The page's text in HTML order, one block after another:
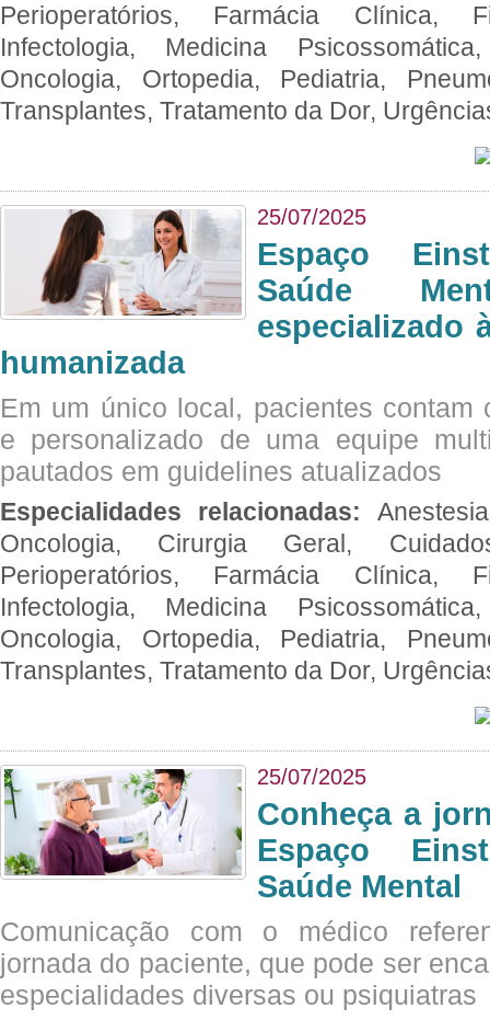
Perioperatórios, Farmácia Clínica,
Infectologia, Medicina
Oncologia, Ortopedia, Pediatria,
Transplantes, Tratamento da Dor,
25/07/2025
Espaço
Saúde
especializado
humanizada
Em um único local, pacientes contam
e personalizado de uma equipe
pautados em guidelines atualizados
Especialidades relacionadas:
Oncologia, Cirurgia Geral,
Perioperatórios, Farmácia Clínica,
Infectologia, Medicina
Oncologia, Ortopedia, Pediatria,
Transplantes, Tratamento da Dor,
25/07/2025
Conheça a
Espaço
Saúde Mental
Comunicação com o médico
jornada do paciente, que pode ser
especialidades diversas ou psiquiatras